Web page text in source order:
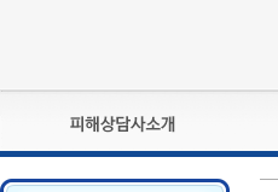
피해상담사란?